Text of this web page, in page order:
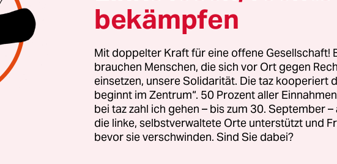
Rot hinter den sanft geschwungenen Hügeln. Nur
Kilometer und der gepanzerte Audi wird vor dem
Ministerpräsidentin bremsen. Es ist Freitagabend, sie
jemand wach ist. Jemand, der sich mit ihr hinsetzt in
Wärme und ihr ein Glas Wein bringt, vielleicht ein Stück
der Sohn, dessen Frau? „Die Enkel werden schlafen“,
Sie alle wohnen gemeinsam auf dem Grundstück
bekämpfen
Mit doppelter Kraft für eine offene Gesellschaft!
brauchen Menschen, die sich vor Ort gegen
einsetzen, unsere Solidarität. Die taz kooperiert
beginnt im Zentrum“. 50 Prozent aller
bei taz zahl ich gehen – bis zum 30. September
die linke, selbstverwaltete Orte unterstützt und
bevor sie verschwinden. Sind Sie dabei?